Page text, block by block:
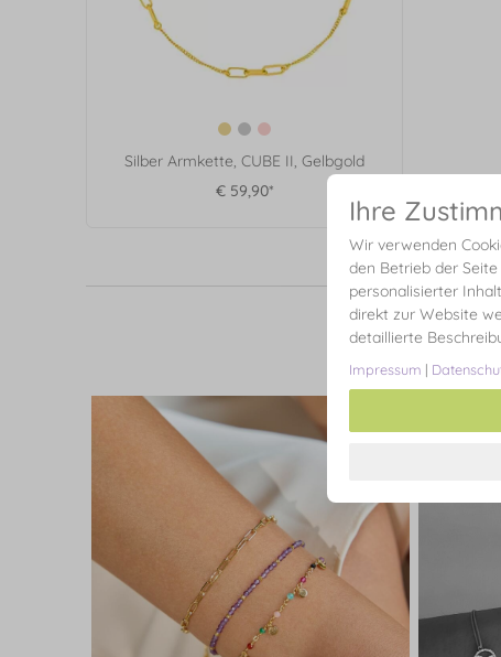
Silber Armkette, CUBE II, Gelbgold
€ 59,90*
Ihre
Wir verwenden
den Betrieb der
personalisierter
direkt zur Website
detaillierte
Impressum |